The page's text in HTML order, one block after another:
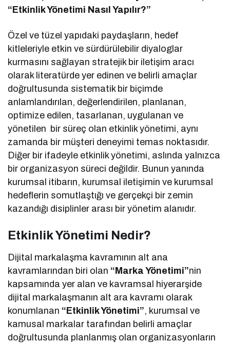
“Etkinlik Yönetimi Nasıl Yapılır?”
Özel ve tüzel yapıdaki paydaşların, hedef
kitleleriyle etkin ve sürdürülebilir diyaloglar
kurmasını sağlayan stratejik bir iletişim aracı
olarak literatürde yer edinen ve belirli amaçlar
doğrultusunda sistematik bir biçimde
anlamlandırılan, değerlendirilen, planlanan,
optimize edilen, tasarlanan, uygulanan ve
yönetilen bir süreç olan etkinlik yönetimi, aynı
zamanda bir müşteri deneyimi temas noktasıdır.
Diğer bir ifadeyle etkinlik yönetimi, aslında yalnızca
bir organizasyon süreci değildir. Bunun yanında
kurumsal itibarın, kurumsal iletişimin ve kurumsal
hedeflerin somutlaştığı ve gerçekçi bir zemin
kazandığı disiplinler arası bir yönetim alanıdır.
Etkinlik Yönetimi Nedir?
Dijital markalaşma kavramının alt ana
kavramlarından biri olan “Marka Yönetimi”nin
kapsamında yer alan ve kavramsal hiyerarşide
dijital markalaşmanın alt ara kavramı olarak
konumlanan “Etkinlik Yönetimi”, kurumsal ve
kamusal markalar tarafından belirli amaçlar
doğrultusunda planlanmış olan organizasyonların